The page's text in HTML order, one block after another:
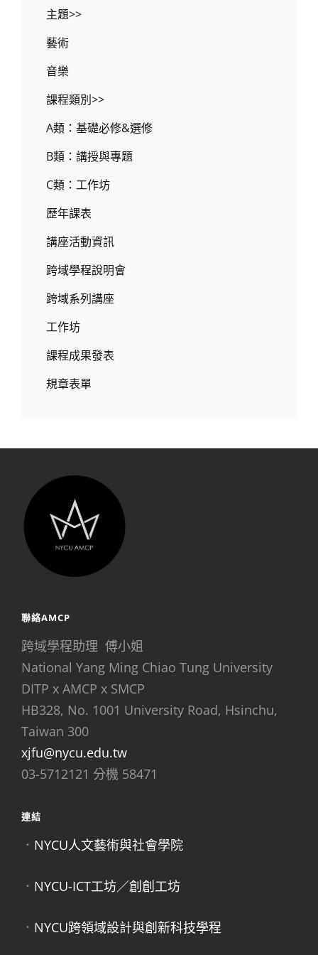
主題>>
藝術
音樂
課程類別>>
A類：基礎必修&選修
B類：講授與專題
C類：工作坊
歷年課表
講座活動資訊
跨域學程說明會
跨域系列講座
工作坊
課程成果發表
規章表單
聯絡AMCP
跨域學程助理 傅小姐
National Yang Ming Chiao Tung University
DITP x AMCP x SMCP
HB328, No. 1001 University Road, Hsinchu,
Taiwan 300
xjfu@nycu.edu.tw
03-5712121 分機 58471
連結
． NYCU人文藝術與社會學院
． NYCU-ICT工坊／創創工坊
． NYCU跨領域設計與創新科技學程